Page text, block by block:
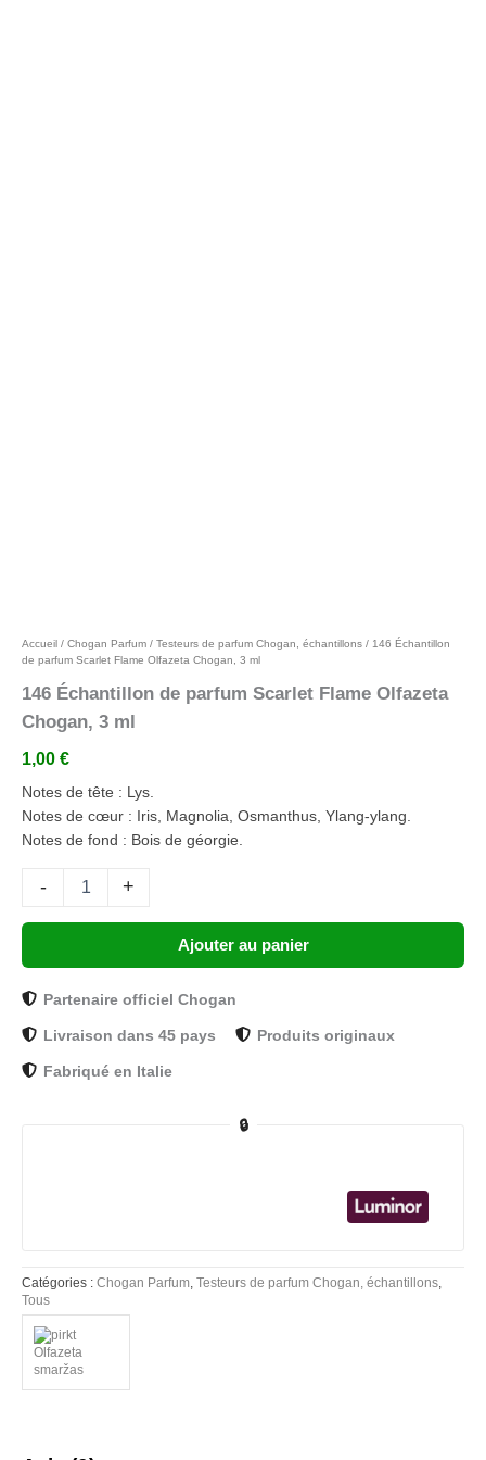
Accueil / Chogan Parfum / Testeurs de parfum Chogan, échantillons / 146 Échantillon
de parfum Scarlet Flame Olfazeta Chogan, 3 ml
146 Échantillon de parfum Scarlet Flame Olfazeta
Chogan, 3 ml
1,00 €
Notes de tête : Lys.
Notes de cœur : Iris, Magnolia, Osmanthus, Ylang-ylang.
Notes de fond : Bois de géorgie.
- +
Ajouter au panier
Partenaire officiel Chogan
Livraison dans 45 pays Produits originaux
Fabriqué en Italie
🔒
Catégories : Chogan Parfum, Testeurs de parfum Chogan, échantillons,
Tous